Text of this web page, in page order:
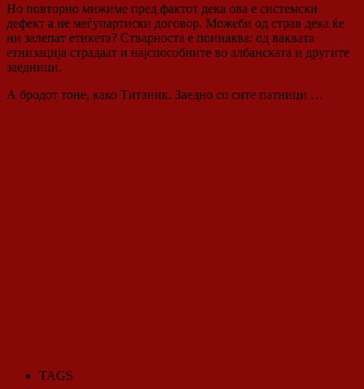
Но повторно мижиме пред фактот дека ова е системски
дефект а не меѓупартиски договор. Можеби од страв дека ќе
ни залепат етикета? Стварноста е поинаква: од ваквата
етнизација страдаат и најспособните во албанската и другите
заедници.
А бродот тоне, како Титаник. Заедно со сите патници …
TAGS